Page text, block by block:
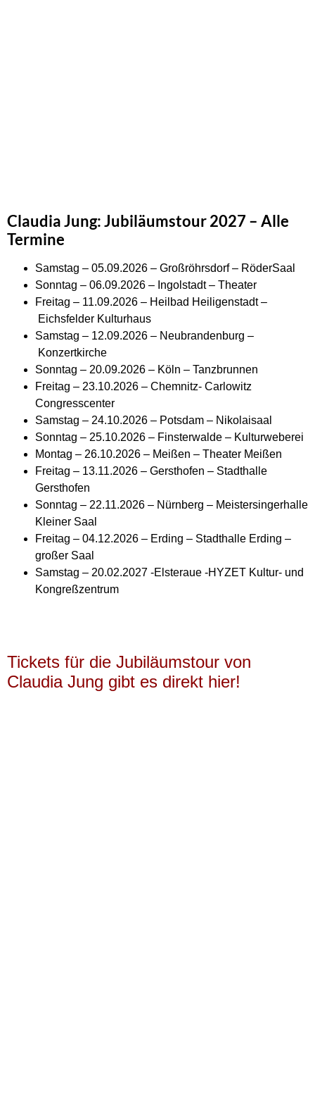
Claudia Jung: Jubiläumstour 2027 – Alle
Termine
Samstag – 05.09.2026 – Großröhrsdorf – RöderSaal
Sonntag – 06.09.2026 – Ingolstadt – Theater
Freitag – 11.09.2026 – Heilbad Heiligenstadt –
Eichsfelder Kulturhaus
Samstag – 12.09.2026 – Neubrandenburg –
Konzertkirche
Sonntag – 20.09.2026 – Köln – Tanzbrunnen
Freitag – 23.10.2026 – Chemnitz- Carlowitz
Congresscenter
Samstag – 24.10.2026 – Potsdam – Nikolaisaal
Sonntag – 25.10.2026 – Finsterwalde – Kulturweberei
Montag – 26.10.2026 – Meißen – Theater Meißen
Freitag – 13.11.2026 – Gersthofen – Stadthalle
Gersthofen
Sonntag – 22.11.2026 – Nürnberg – Meistersingerhalle
Kleiner Saal
Freitag – 04.12.2026 – Erding – Stadthalle Erding –
großer Saal
Samstag – 20.02.2027 -Elsteraue -HYZET Kultur- und
Kongreßzentrum
Tickets für die Jubiläumstour von
Claudia Jung gibt es direkt hier!